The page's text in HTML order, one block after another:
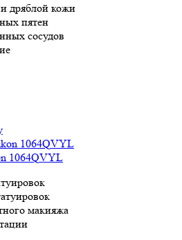
дряблой кожи
пятен
сосудов
1064QVYL
макияжа